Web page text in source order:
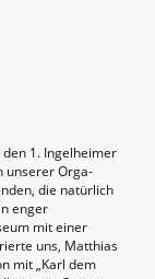
1. Ingelheimer
unserer Orga-
die natürlich
enger
mit einer
uns, Matthias
mit „Karl dem